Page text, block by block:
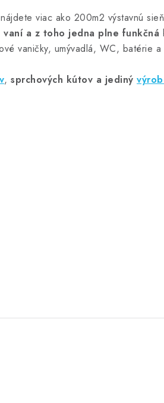
viac ako 200m2 výstavnú
vaní a z toho jedna plne funkčná
vaničky, umývadlá, WC, batérie
, sprchových kútov a jediný